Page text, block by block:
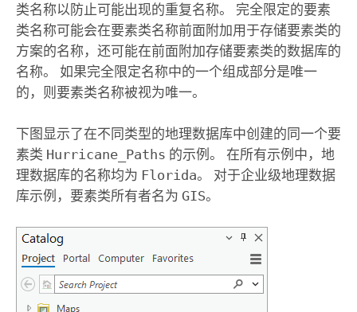
类名称以防止可能出现的重复名称。 完全限定的要素
类名称可能会在要素类名称前面附加用于存储要素类的
方案的名称，还可能在前面附加存储要素类的数据库的
名称。 如果完全限定名称中的一个组成部分是唯一
的，则要素类名称被视为唯一。
下图显示了在不同类型的地理数据库中创建的同一个要
素类 Hurricane_Paths 的示例。 在所有示例中，地
理数据库的名称均为 Florida。 对于企业级地理数据
库示例，要素类所有者名为 GIS。